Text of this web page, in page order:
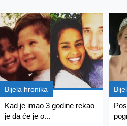
Bijela hronika
Kad je imao 3 godine rekao
je da će je o...